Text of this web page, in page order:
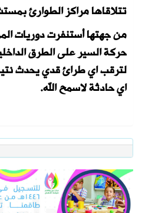
تتلاقاها مراكز الطوارئ
من جهتها أستنفرت دوريات
حركة السير على الطرق
لترقب اي طرائ قدي يحدث
اي حادثة لاسمح الله.